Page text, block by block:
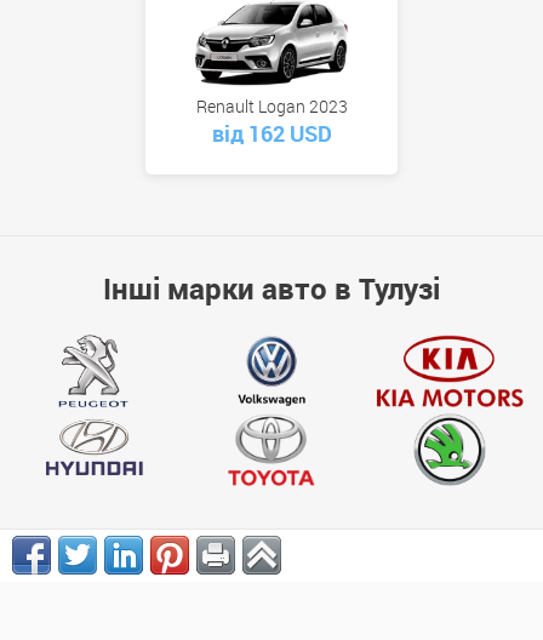
Renault Logan 2023
від 162 USD
Інші марки авто в Тулузі